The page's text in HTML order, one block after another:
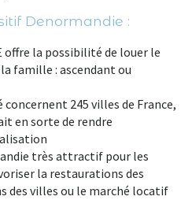
Denormandie :
offre la possibilité de louer le
famille : ascendant ou
concernent 245 villes de France,
en sorte de rendre
très attractif pour les
la restaurations des
des villes ou le marché locatif